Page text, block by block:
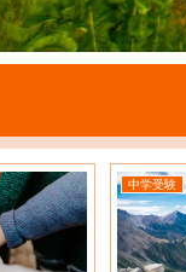
中学受験